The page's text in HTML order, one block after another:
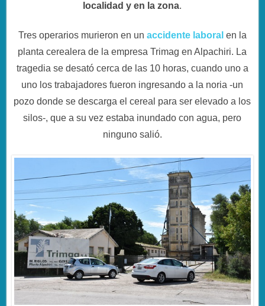
localidad y en la zona.
Tres operarios murieron en un accidente laboral en la
planta cerealera de la empresa Trimag en Alpachiri. La
tragedia se desató cerca de las 10 horas, cuando uno a
uno los trabajadores fueron ingresando a la noria -un
pozo donde se descarga el cereal para ser elevado a los
silos-, que a su vez estaba inundado con agua, pero
ninguno salió.